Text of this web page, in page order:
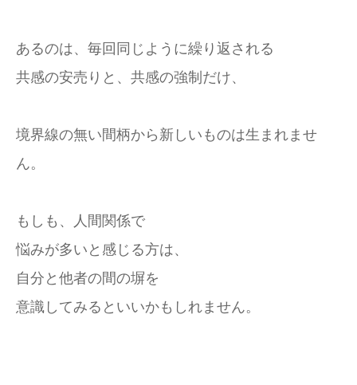
あるのは、毎回同じように繰り返される
共感の安売りと、共感の強制だけ、
境界線の無い間柄から新しいものは生まれませ
ん。
もしも、人間関係で
悩みが多いと感じる方は、
自分と他者の間の塀を
意識してみるといいかもしれません。